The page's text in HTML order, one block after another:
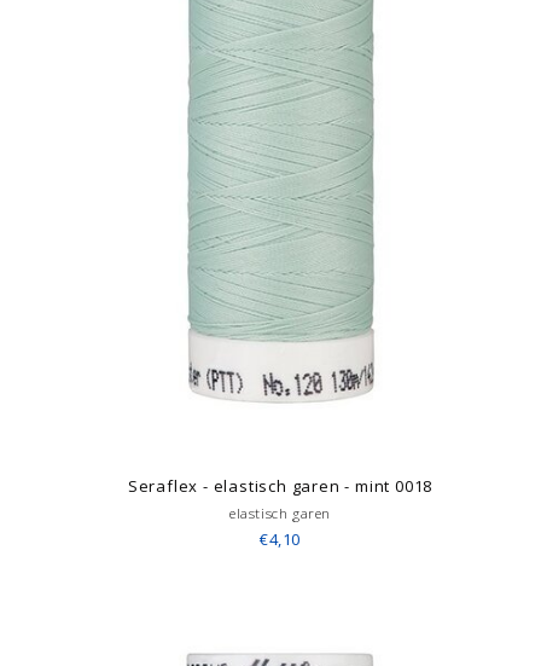
Seraflex - elastisch garen - mint 0018
elastisch garen
€4,10